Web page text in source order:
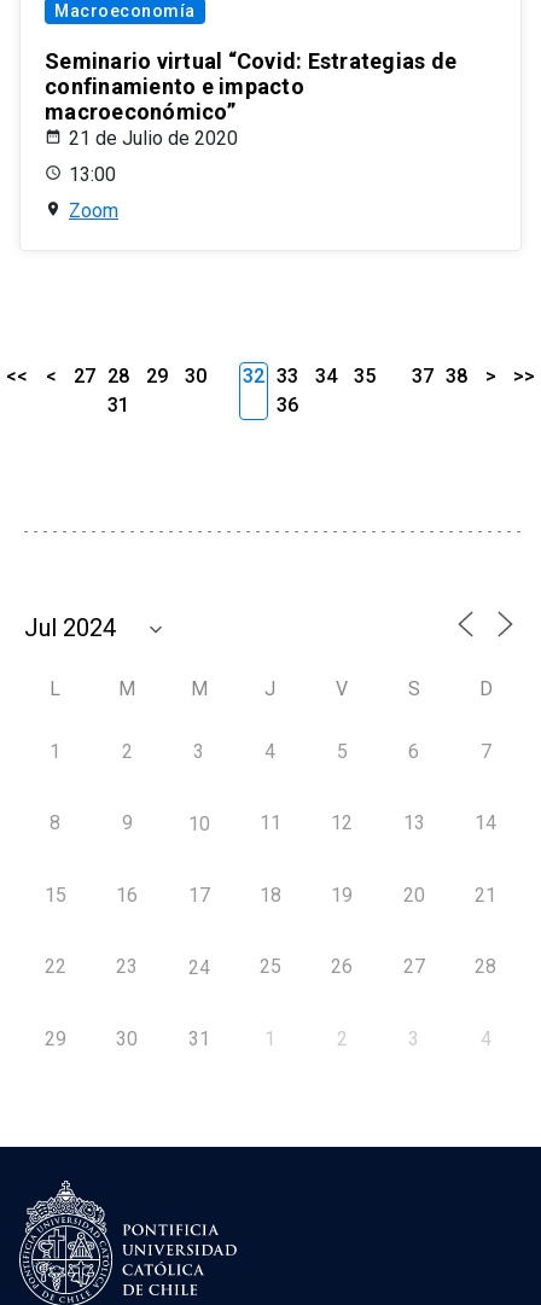
Macroeconomía
Seminario virtual “Covid: Estrategias de
confinamiento e impacto
macroeconómico”
21 de Julio de 2020
13:00
Zoom
<< < 27 28 29
30
31
32 33 34
35
36
37 38 > >>
L M M J V S D
1 2 3 4 5 6 7
8 9 10 11 12 13 14
15 16 17 18 19 20 21
22 23 24 25 26 27 28
29 30 31 1 2 3 4